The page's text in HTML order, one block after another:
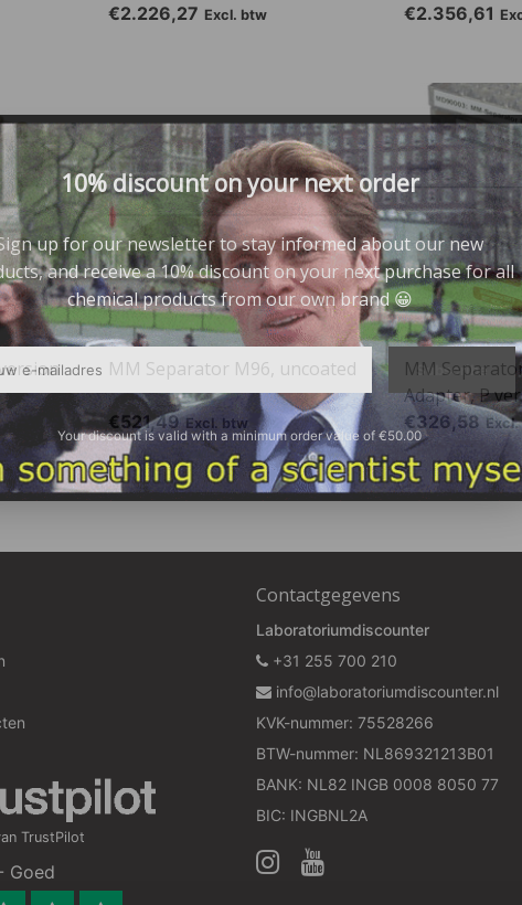
€2.226,27 Excl. btw €2.356,61
MM Separator M96, uncoated
€521,49 Excl. btw
MM
Adapter, P
€326,58
TrustPilot
Goed
Contactgegevens
Laboratoriumdiscounter
+31 255 700 210
info@laboratoriumdiscounter.nl
KVK-nummer: 75528266
BTW-nummer: NL869321213B01
BANK: NL82 INGB 0008 8050 77
BIC: INGBNL2A
10% discount on your next order
up for our newsletter to stay informed about our new
and receive a 10% discount on your next purchase for all
chemical products from our own brand 😀
Subscribe
Your discount is valid with a minimum order value of €50.00